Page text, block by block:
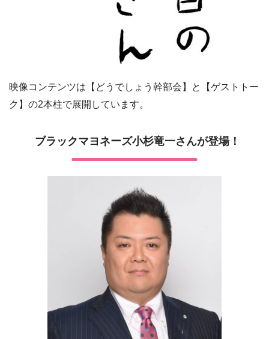
映像コンテンツは【どうでしょう幹部会】と【ゲストトー
ク】の2本柱で展開しています。
ブラックマヨネーズ小杉竜一さんが登場！